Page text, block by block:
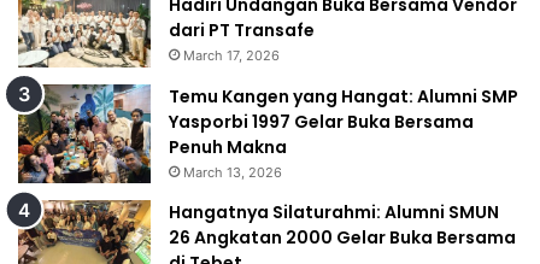
Hadiri Undangan Buka Bersama Vendor
dari PT Transafe
March 17, 2026
Temu Kangen yang Hangat: Alumni SMP
Yasporbi 1997 Gelar Buka Bersama
Penuh Makna
March 13, 2026
Hangatnya Silaturahmi: Alumni SMUN
26 Angkatan 2000 Gelar Buka Bersama